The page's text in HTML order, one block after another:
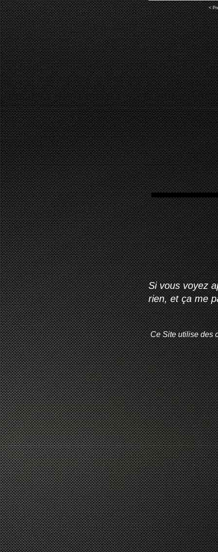
<
Si vous voyez
rien, et ça me
Ce Site utilise des